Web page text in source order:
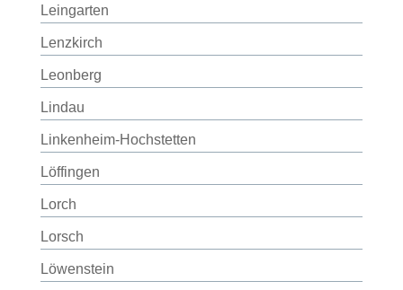
Leingarten
Lenzkirch
Leonberg
Lindau
Linkenheim-Hochstetten
Löffingen
Lorch
Lorsch
Löwenstein